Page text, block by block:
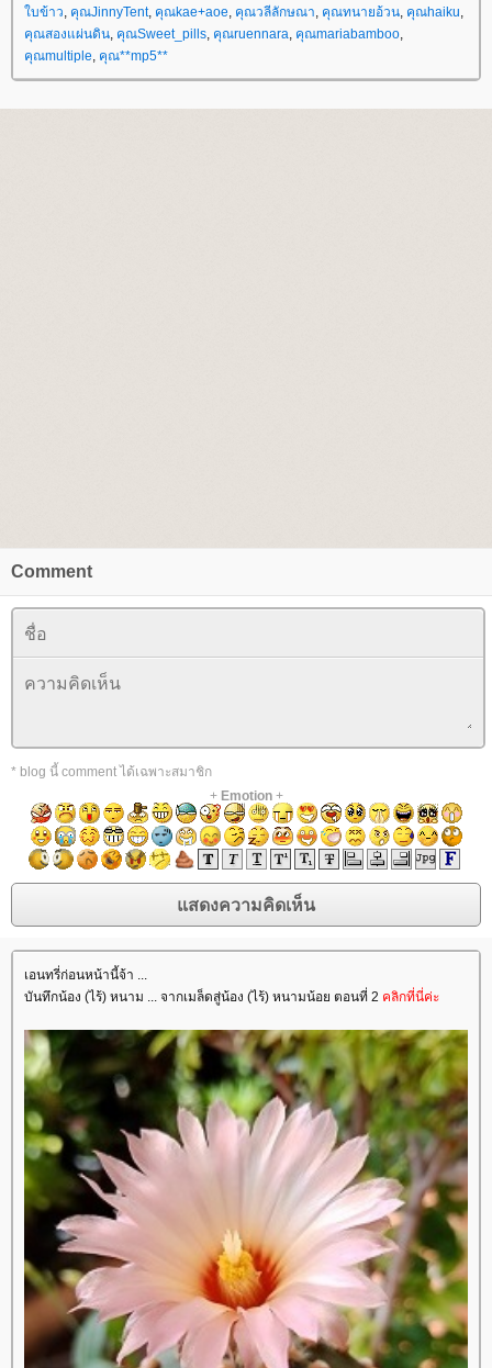
บข้าว, คุณJinnyTent, คุณkae+aoe, คุณวลีลักษณา, คุณทนายอ้วน, คุณhaiku,
คุณสองแผ่นดิน, คุณSweet_pills, คุณruennara, คุณmariabamboo,
คุณmultiple, คุณ**mp5**
Comment
* blog นี้ comment ได้เฉพาะสมาชิก
+ Emotion+
เอนทรี่ก่อนหน้านี้จ้า ...
บันทึกน้อง (ไร้) หนาม ... จากเมล็ดสู่น้อง (ไร้) หนามน้อย ตอนที่ 2 คลิกที่นี่ค่ะ